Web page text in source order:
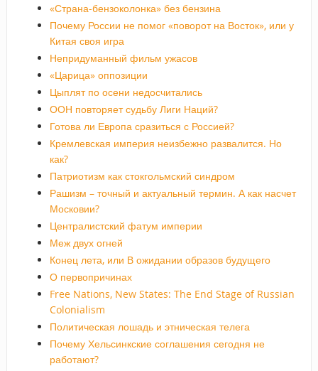
«Страна-бензоколонка» без бензина
Почему России не помог «поворот на Восток», или у
Китая своя игра
Непридуманный фильм ужасов
«Царица» оппозиции
Цыплят по осени недосчитались
ООН повторяет судьбу Лиги Наций?
Готова ли Европа сразиться с Россией?
Кремлевская империя неизбежно развалится. Но
как?
Патриотизм как стокгольмский синдром
Рашизм – точный и актуальный термин. А как насчет
Московии?
Централистский фатум империи
Меж двух огней
Конец лета, или В ожидании образов будущего
О первопричинах
Free Nations, New States: The End Stage of Russian
Colonialism
Политическая лошадь и этническая телега
Почему Хельсинкские соглашения сегодня не
работают?